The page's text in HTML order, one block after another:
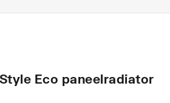
Eco paneelradiator